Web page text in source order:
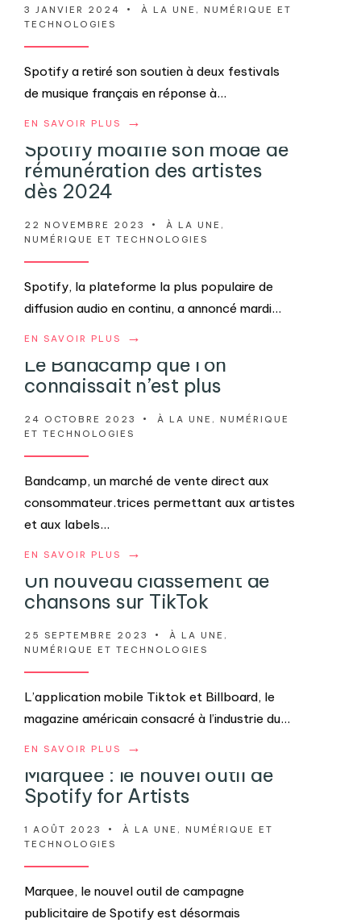
3 JANVIER 2024 • À LA UNE , NUMÉRIQUE ET
TECHNOLOGIES
Spotify a retiré son soutien à deux festivals
de musique français en réponse à...
EN SAVOIR PLUS →
Spotify modifie son mode de
rémunération des artistes
dès 2024
22 NOVEMBRE 2023 • À LA UNE ,
NUMÉRIQUE ET TECHNOLOGIES
Spotify, la plateforme la plus populaire de
diffusion audio en continu, a annoncé mardi...
EN SAVOIR PLUS →
Le Bandcamp que l’on
connaissait n’est plus
24 OCTOBRE 2023 • À LA UNE , NUMÉRIQUE
ET TECHNOLOGIES
Bandcamp, un marché de vente direct aux
consommateur.trices permettant aux artistes
et aux labels...
EN SAVOIR PLUS →
Un nouveau classement de
chansons sur TikTok
25 SEPTEMBRE 2023 • À LA UNE ,
NUMÉRIQUE ET TECHNOLOGIES
L’application mobile Tiktok et Billboard, le
magazine américain consacré à l’industrie du...
EN SAVOIR PLUS →
Marquee : le nouvel outil de
Spotify for Artists
1 AOÛT 2023 • À LA UNE , NUMÉRIQUE ET
TECHNOLOGIES
Marquee, le nouvel outil de campagne
publicitaire de Spotify est désormais